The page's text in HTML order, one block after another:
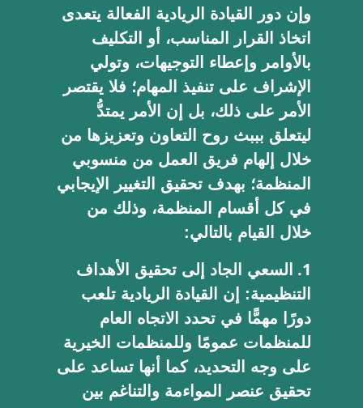
وإن دور القيادة الريادية الفعالة يتعدى
اتخاذ القرار المناسب، أو التكليف
بالأوامر وإعطاء التوجيهات، وتولي
الإشراف على تنفيذ المهام؛ فلا يقتصر
الأمر على ذلك، بل إن الأمر يمتدُّ
ليتعلق بببث روح التعاون وتعزيزها من
خلال إلهام فريق العمل من منسوبي
المنظمة؛ بهدف تحقيق التغيير الإيجابي
في كل أقسام المنظمة، وذلك من
خلال القيام بالتالي:
السعي الجاد إلى تحقيق الأهداف
التنظيمية: إن القيادة الريادية تلعب
دورًا مهمًّا في تحدد الاتجاه العام
للمنظمات عمومًا وللمنظمات الخيرية
على وجه التحديد، كما أنها تساعد على
تحقيق عنصر المواءمة والتناغم بين